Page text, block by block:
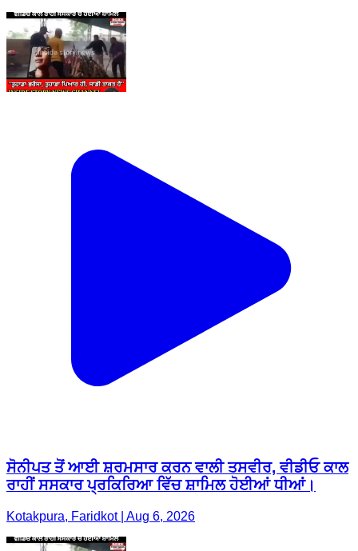
ਸੋਨੀਪਤ ਤੋਂ ਆਈ ਸ਼ਰਮਸਾਰ ਕਰਨ ਵਾਲੀ ਤਸਵੀਰ, ਵੀਡੀਓ ਕਾਲ
ਰਾਹੀਂ ਸਸਕਾਰ ਪ੍ਰਕਿਰਿਆ ਵਿੱਚ ਸ਼ਾਮਿਲ ਹੋਈਆਂ ਧੀਆਂ।
Kotakpura, Faridkot | Aug 6, 2026